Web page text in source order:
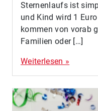
Sternenlaufs ist
und Kind wird 1
kommen von vorab
Familien oder […]
Weiterlesen »